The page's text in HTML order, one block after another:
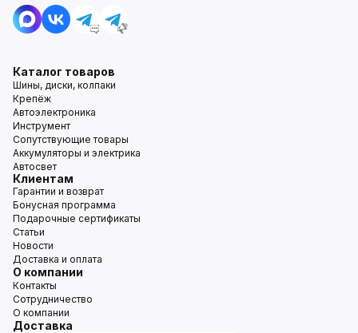
Каталог товаров
Шины, диски, колпаки
Крепёж
Автоэлектроника
Инструмент
Сопутствующие товары
Аккумуляторы и электрика
Автосвет
Клиентам
Гарантии и возврат
Бонусная программа
Подарочные сертификаты
Статьи
Новости
Доставка и оплата
О компании
Контакты
Сотрудничество
О компании
Доставка